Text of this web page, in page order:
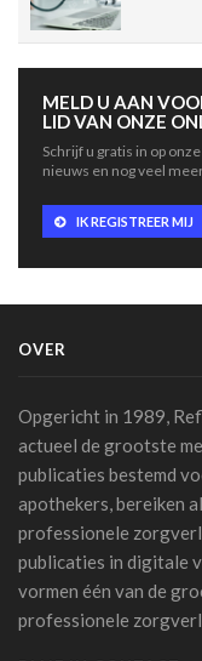
14 juli 2026 - 11:06
13 juli 2026 - 07:56
TIM-HF3:
gewichtscontrole bij
hartdecompensatie
10 juli 2026 - 12:25
voorzichtigheid bij
07 juli 2026 - 09:34
Belgische primeur:
scherpere beelden
06 juli 2026 - 10:49
AZ Oostende test
automatisch omzet
02 juli 2026 - 14:35
MELD U AAN
LID VAN ONZE
Schrijf u gratis in op
nieuws en nog veel
IK REGISTREER MIJ
OVER
Opgericht in 1989,
actueel de grootste
publicaties bestemd
apothekers, bereiken
professionele
publicaties in digitale
vormen één van de
professionele